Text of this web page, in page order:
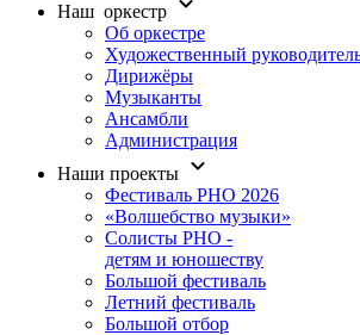
Наш оркестр
Об оркестре
Художественный
Дирижёры
Музыканты
Ансамбли
Администрация
Наши проекты
Фестиваль РНО 2026
«Волшебство музыки»
Солисты РНО -
детям и юношеству
Большой фестиваль
Летний фестиваль
Большой отбор